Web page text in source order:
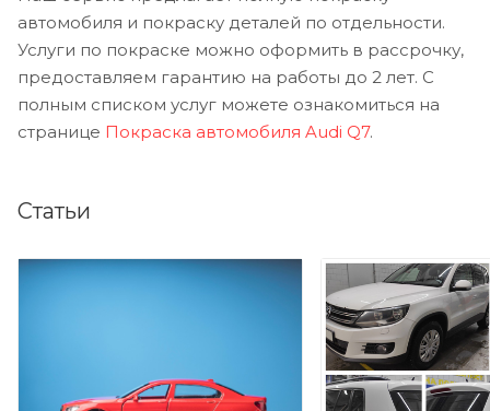
автомобиля и покраску деталей по отдельности.
Услуги по покраске можно оформить в рассрочку,
предоставляем гарантию на работы до 2 лет. С
полным списком услуг можете ознакомиться на
странице Покраска автомобиля Audi Q7.
Статьи